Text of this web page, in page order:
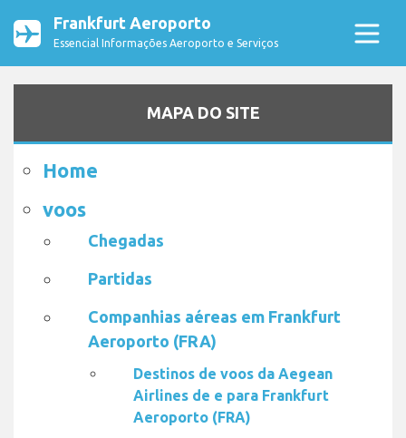
Frankfurt Aeroporto
Essencial Informações Aeroporto e Serviços
MAPA DO SITE
Home
voos
Chegadas
Partidas
Companhias aéreas em Frankfurt
Aeroporto (FRA)
Destinos de voos da Aegean
Airlines de e para Frankfurt
Aeroporto (FRA)